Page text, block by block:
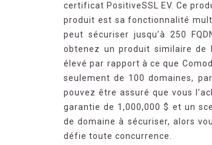
certificat PositiveSSL EV. Ce
produit est sa fonctionnalité
peut sécuriser jusqu’à 250
obtenez un produit similaire de
élevé par rapport à ce que
seulement de 100 domaines,
pouvez être assuré que vous
garantie de 1,000,000 $ et un
de domaine à sécuriser, alors
défie toute concurrence.